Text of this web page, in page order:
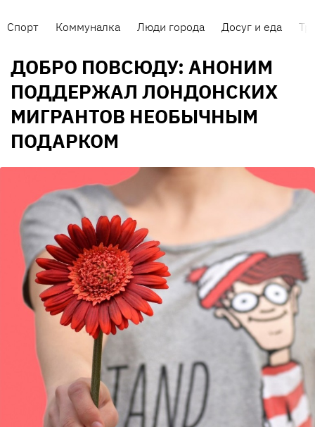
Спорт Коммуналка Люди города Досуг и еда
ДОБРО ПОВСЮДУ: АНОНИМ
ПОДДЕРЖАЛ ЛОНДОНСКИХ
МИГРАНТОВ НЕОБЫЧНЫМ
ПОДАРКОМ